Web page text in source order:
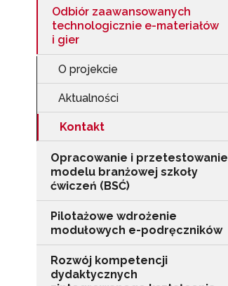
Odbiór zaawansowanych
technologicznie e-materiałów
i gier
O projekcie
Aktualności
Kontakt
Opracowanie i przetestowanie
modelu branżowej szkoły
ćwiczeń (BSĆ)
Pilotażowe wdrożenie
modułowych e-podręczników
Rozwój kompetencji
dydaktycznych